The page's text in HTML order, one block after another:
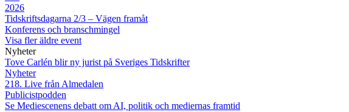
2026
Tidskriftsdagarna 2/3 – Vägen framåt
Konferens och branschmingel
Visa fler äldre event
Nyheter
Tove Carlén blir ny jurist på Sveriges Tidskrifter
Nyheter
218. Live från Almedalen
Publicistpodden
Se Mediescenens debatt om AI, politik och mediernas framtid